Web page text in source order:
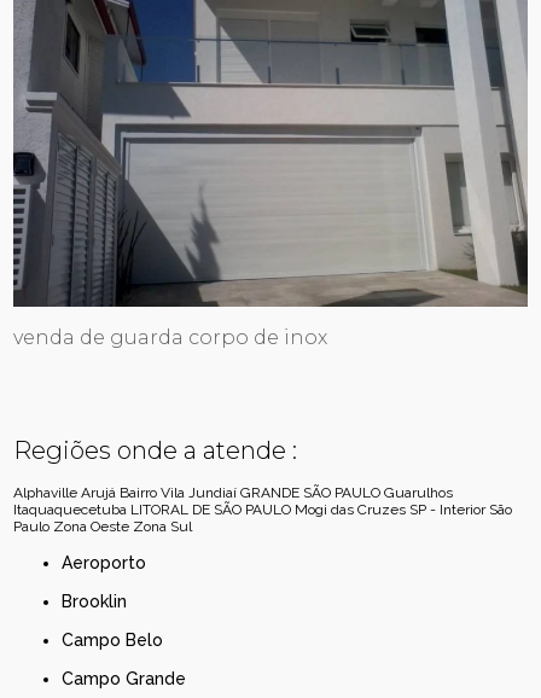
venda de guarda corpo de inox
Regiões onde a atende :
Alphaville Arujá Bairro Vila Jundiaí GRANDE SÃO PAULO Guarulhos
Itaquaquecetuba LITORAL DE SÃO PAULO Mogi das Cruzes SP - Interior São
Paulo Zona Oeste Zona Sul
Aeroporto
Brooklin
Campo Belo
Campo Grande